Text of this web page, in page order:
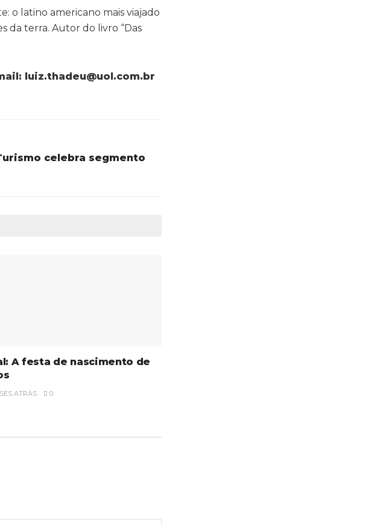
o latino americano mais viajado
da terra. Autor do livro “Das
luiz.thadeu@uol.com.br
celebra segmento
A festa de nascimento de
ATRÁS 0